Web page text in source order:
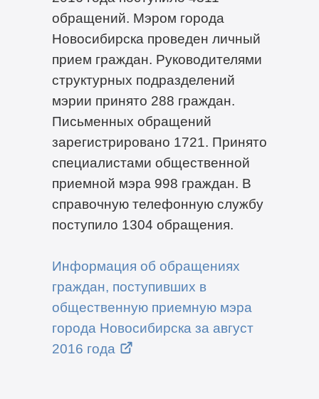
обращений. Мэром города
Новосибирска проведен личный
прием граждан. Руководителями
структурных подразделений
мэрии принято 288 граждан.
Письменных обращений
зарегистрировано 1721. Принято
специалистами общественной
приемной мэра 998 граждан. В
справочную телефонную службу
поступило 1304 обращения.
Информация об обращениях
граждан, поступивших в
общественную приемную мэра
города Новосибирска за август
2016 года